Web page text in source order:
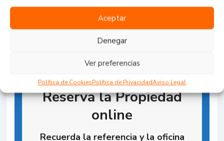
Aceptar
Denegar
Ver preferencias
Política de CookiesPolítica de PrivacidadAviso Legal
Reserva la Propiedad
online
Recuerda la referencia y la oficina